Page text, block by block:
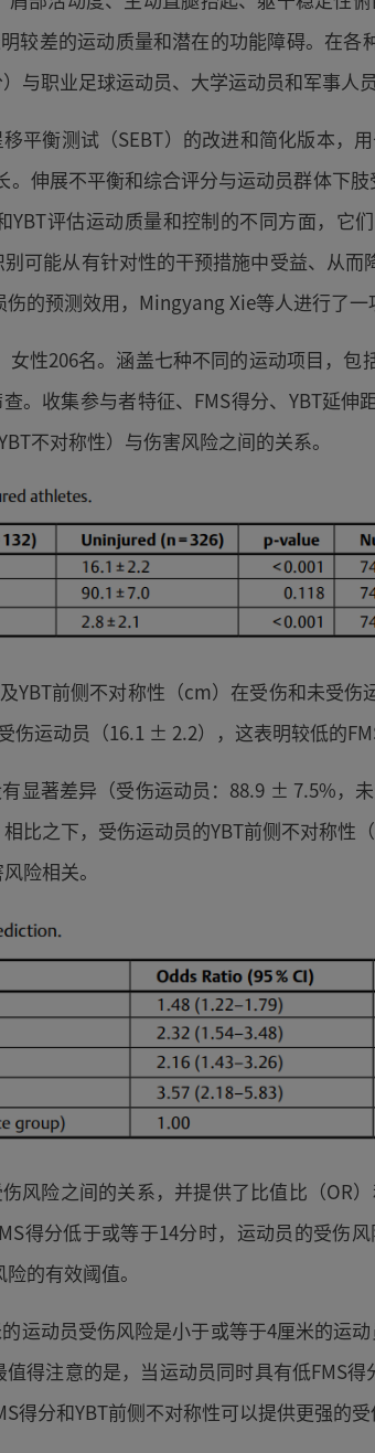
较差的运动质量和潜在的功能障碍。在各
与职业足球运动员、大学运动员和军事人
平衡测试（SEBT）的改进和简化版本，
伸展不平衡和综合评分与运动员群体下
评估运动质量和控制的不同方面，它
可能从有针对性的干预措施中受益、从
伤的预测效用，Mingyang Xie等人进行了一
性206名。涵盖七种不同的运动项目，
。收集参与者特征、FMS得分、YBT延
不对称性）与伤害风险之间的关系。
YBT前侧不对称性（cm）在受伤和未受
运动员（16.1 ± 2.2），这表明较低的
显著差异（受伤运动员：88.9 ± 7.5%，
比之下，受伤运动员的YBT前侧不对称
险相关。
风险之间的关系，并提供了比值比（OR
得分低于或等于14分时，运动员的受伤
的有效阈值。
运动员受伤风险是小于或等于4厘米的运
得注意的是，当运动员同时具有低FMS
得分和YBT前侧不对称性可以提供更强的受